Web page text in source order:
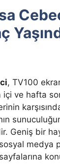
, TV100
içi ve hafta
Geniş bir
medya